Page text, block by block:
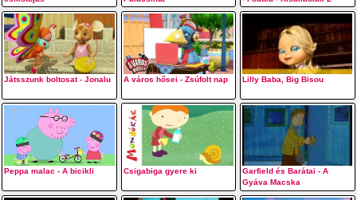
Játsszunk boltosat - Jonalu A város hősei - Zsúfolt nap Lilly Baba, Big Bisou
Peppa malac - A bicikli Csigabiga gyere ki
Garfield és Barátai - A
Gyáva Macska